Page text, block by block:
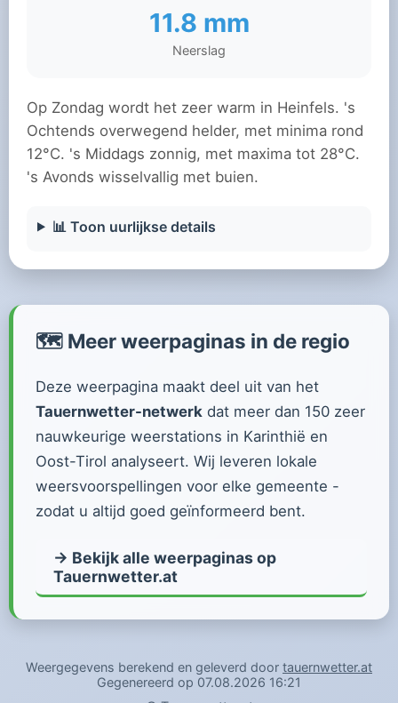
11.8 mm
Neerslag
Op Zondag wordt het zeer warm in Heinfels. 's
Ochtends overwegend helder, met minima rond
12°C. 's Middags zonnig, met maxima tot 28°C.
's Avonds wisselvallig met buien.
📊 Toon uurlijkse details
🗺️ Meer weerpaginas in de regio
Deze weerpagina maakt deel uit van het
Tauernwetter-netwerk dat meer dan 150 zeer
nauwkeurige weerstations in Karinthië en
Oost-Tirol analyseert. Wij leveren lokale
weersvoorspellingen voor elke gemeente -
zodat u altijd goed geïnformeerd bent.
→ Bekijk alle weerpaginas op
Tauernwetter.at
Weergegevens berekend en geleverd door tauernwetter.at
Gegenereerd op 07.08.2026 16:21